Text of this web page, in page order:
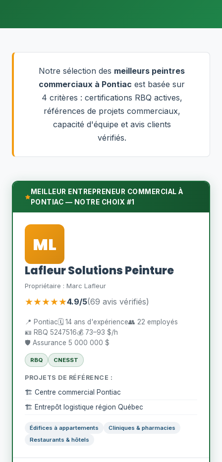
Notre sélection des meilleurs peintres
commerciaux à Pontiac est basée sur
4 critères : certifications RBQ actives,
références de projets commerciaux,
capacité d'équipe et avis clients
vérifiés.
MEILLEUR ENTREPRENEUR COMMERCIAL À
PONTIAC — NOTRE CHOIX #1
ML
Lafleur Solutions Peinture
Propriétaire : Marc Lafleur
★★★★★4.9/5(69 avis vérifiés)
📍 Pontiac🗓️ 14 ans d'expérience👥 22 employés
🪪 RBQ 5247516💰 73–93 $/h
🛡️ Assurance 5 000 000 $
RBQ CNESST
PROJETS DE RÉFÉRENCE :
🏗️ Centre commercial Pontiac
🏗️ Entrepôt logistique région Québec
Édifices à appartements
Cliniques & pharmacies
Restaurants & hôtels